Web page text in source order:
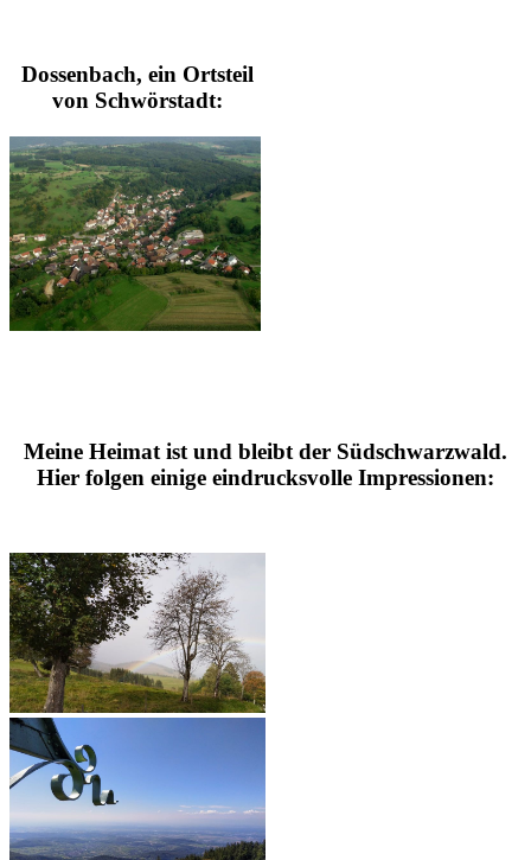
Dossenbach, ein Ortsteil
von Schwörstadt:
Meine Heimat ist und bleibt der Südschwarzwald.
Hier folgen einige eindrucksvolle Impressionen: